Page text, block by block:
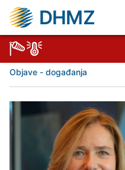
DHMZ
Objave - događanja